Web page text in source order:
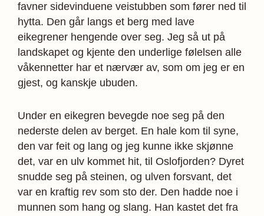
favner sidevinduene veistubben som fører ned til
hytta. Den går langs et berg med lave
eikegrener hengende over seg. Jeg så ut på
landskapet og kjente den underlige følelsen alle
våkennetter har et nærvær av, som om jeg er en
gjest, og kanskje ubuden.
Under en eikegren bevegde noe seg på den
nederste delen av berget. En hale kom til syne,
den var feit og lang og jeg kunne ikke skjønne
det, var en ulv kommet hit, til Oslofjorden? Dyret
snudde seg på steinen, og ulven forsvant, det
var en kraftig rev som sto der. Den hadde noe i
munnen som hang og slang. Han kastet det fra